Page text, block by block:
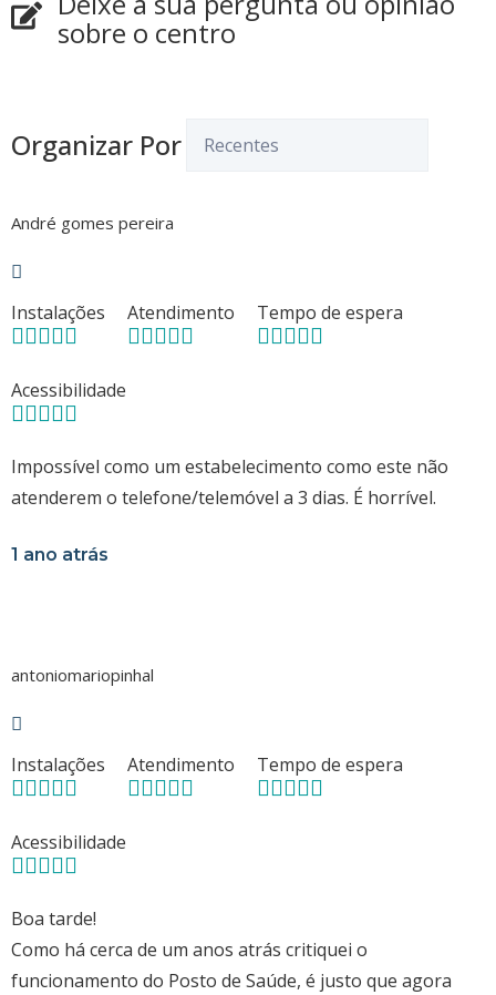
sobre o centro
Organizar Por
André gomes pereira
Instalações Atendimento Tempo de espera
Acessibilidade
Impossível como um estabelecimento como este não
atenderem o telefone/telemóvel a 3 dias. É horrível.
1 ano atrás
antoniomariopinhal
Instalações Atendimento Tempo de espera
Acessibilidade
Boa tarde!
Como há cerca de um anos atrás critiquei o
funcionamento do Posto de Saúde, é justo que agora